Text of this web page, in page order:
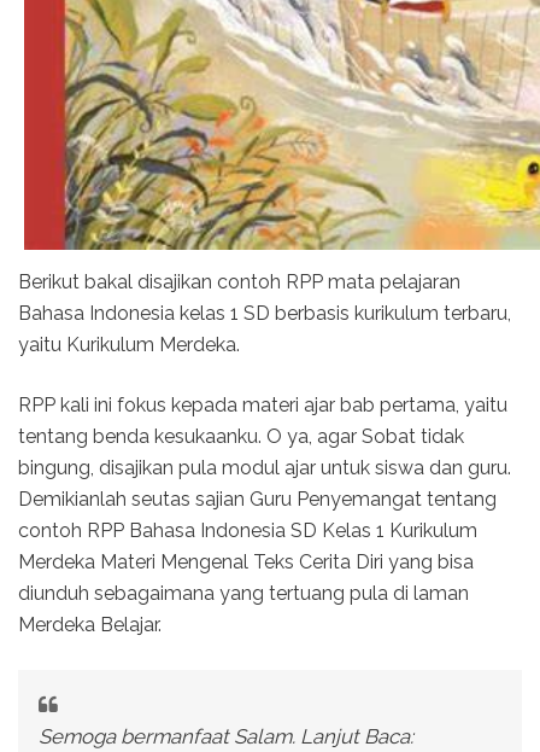
Berikut bakal disajikan contoh RPP mata pelajaran
Bahasa Indonesia kelas 1 SD berbasis kurikulum terbaru,
yaitu Kurikulum Merdeka.
RPP kali ini fokus kepada materi ajar bab pertama, yaitu
tentang benda kesukaanku. O ya, agar Sobat tidak
bingung, disajikan pula modul ajar untuk siswa dan guru.
Demikianlah seutas sajian Guru Penyemangat tentang
contoh RPP Bahasa Indonesia SD Kelas 1 Kurikulum
Merdeka Materi Mengenal Teks Cerita Diri yang bisa
diunduh sebagaimana yang tertuang pula di laman
Merdeka Belajar.
Semoga bermanfaat Salam. Lanjut Baca: